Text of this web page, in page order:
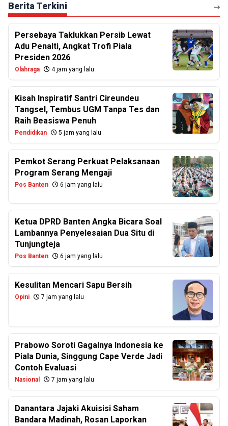
Berita Terkini
Persebaya Taklukkan Persib Lewat
Adu Penalti, Angkat Trofi Piala
Presiden 2026
Olahraga 4 jam yang lalu
Kisah Inspiratif Santri Cireundeu
Tangsel, Tembus UGM Tanpa Tes dan
Raih Beasiswa Penuh
Pendidikan 5 jam yang lalu
Pemkot Serang Perkuat Pelaksanaan
Program Serang Mengaji
Pos Banten 6 jam yang lalu
Ketua DPRD Banten Angka Bicara Soal
Lambannya Penyelesaian Dua Situ di
Tunjungteja
Pos Banten 6 jam yang lalu
Kesulitan Mencari Sapu Bersih
Opini 7 jam yang lalu
Prabowo Soroti Gagalnya Indonesia ke
Piala Dunia, Singgung Cape Verde Jadi
Contoh Evaluasi
Nasional 7 jam yang lalu
Danantara Jajaki Akuisisi Saham
Bandara Madinah, Rosan Laporkan